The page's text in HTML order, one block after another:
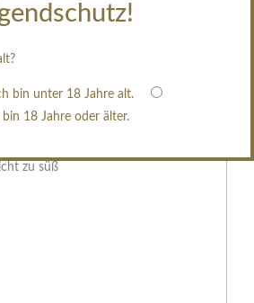
bin unter 18 Jahre alt.
bin 18 Jahre oder älter.
zu süß